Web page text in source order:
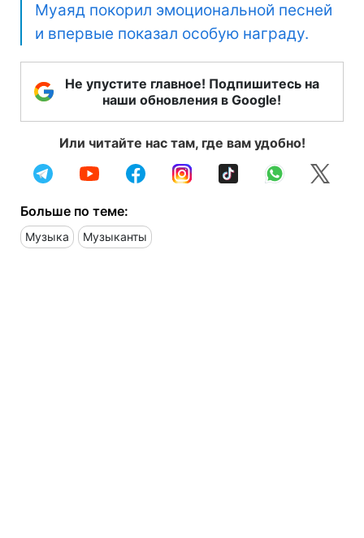
Муаяд покорил эмоциональной песней
и впервые показал особую награду.
Не упустите главное! Подпишитесь на
наши обновления в Google!
Или читайте нас там, где вам удобно!
Больше по теме:
Музыка Музыканты